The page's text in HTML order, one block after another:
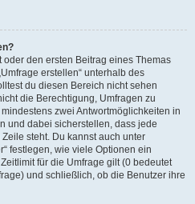
den ersten Beitrag eines Themas
erstellen“ unterhalb des
du diesen Bereich nicht sehen
die Berechtigung, Umfragen zu
zwei Antwortmöglichkeiten in
und dabei sicherstellen, dass jede
steht. Du kannst auch unter
festlegen, wie viele Optionen ein
für die Umfrage gilt (0 bedeutet
und schließlich, ob die Benutzer ihre